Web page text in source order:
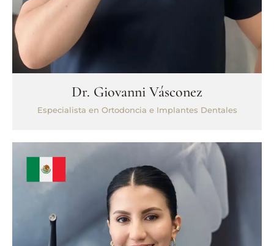
Dr. Giovanni Vásconez
Especialista en Ortodoncia e Implantes Dentales